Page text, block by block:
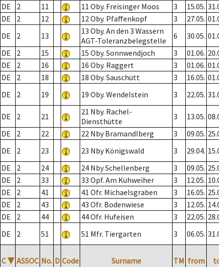
DE
2 11 11 Oby. Freisinger Moos 3 15.05.
DE
2 12 12 Oby. Pfaffenkopf 3 27.05.
DE
2 13
13 Oby. An den 3 Wassern
AGT-Toleranzbelegstelle
6 30.05.
DE
2 15 15 Oby. Sonnwendjoch 3 01.06.
DE
2 16 16 Oby. Raggert 3 01.06.
DE
2 18 18 Oby. Sauschütt 3 16.05.
DE
2 19 19 Oby. Wendelstein 3 22.05.
DE 2 21
21 Nby. Rachel-
Diensthütte
3 13.05.
DE
2 22 22 Nby Bramandlberg 3 09.05.
DE
2 23 23 Nby Königswald 3 29.04.
DE
2 24 24 Nby Schellenberg 3 09.05.
DE
2 33 33 Opf. Am Kühweiher 3 12.05.
DE
2 41 41 Ofr. Michaelsgraben 3 16.05.
DE
2 43 43 Ofr. Bodenwiese 3 12.05.
DE
2 44 44 Ofr. Hufeisen 3 22.05.
DE
2 51 51 Mfr. Tiergarten 3 06.05.
C ▼ ASSOC No. D Code Surname TM from